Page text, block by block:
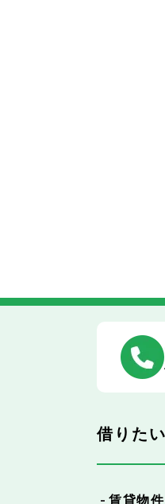
借りたい
賃貸物